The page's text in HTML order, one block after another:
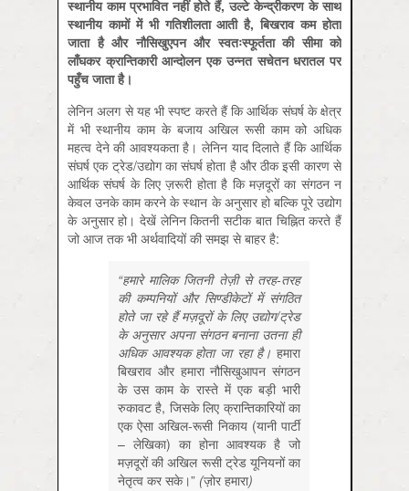
स्थानीयकामप्रभावितनहींहोतेहैं,उल्टेकेन्द्रीकरणकेसाथ
स्थानीयकामोंमें भीगतिशीलताआतीहै,बिखरावकमहोता
जाताहै औरनौसिखुएपन औरस्वतःस्फूर्तताकीसीमाको
लाँघकरक्रान्तिकारीआन्दोलनएकउन्नतसचेतनधरातलपर
पहुँचजाताहै।
लेनिन अलग से यह भी स्पष्ट करते हैं कि आर्थिक संघर्ष के क्षेत्र
में भी स्थानीय काम के बजाय अखिल रूसी काम को अधिक
महत्व देने की आवश्यकता है। लेनिन याद दिलाते हैं कि आर्थिक
संघर्ष एक ट्रेड/उद्योग का संघर्ष होता है और ठीक इसी कारण से
आर्थिक संघर्ष के लिए ज़रूरी होता है कि मज़दूरों का संगठन न
केवल उनके काम करने के स्थान के अनुसार हो बल्कि पूरे उद्योग
के अनुसार हो। देखें लेनिन कितनी सटीक बात चिह्नित करते हैं
जो आज तक भी अर्थवादियों की समझ से बाहर है:
“हमारे मालिक जितनी तेज़ी से तरह-तरह
की कम्पनियों और सिण्डीकेटों में संगठित
होते जा रहे हैं मज़दूरों के लिए उद्योग/ट्रेड
के अनुसार अपना संगठन बनाना उतना ही
अधिक आवश्यक होता जा रहा है। हमारा
बिखराव और हमारानौसिखुआपन संगठन
केउसकामके रास्ते में एक बड़ी भारी
रुकावटहै, जिसकेलिए क्रान्तिकारियोंका
एकऐसाअखिल-रूसी निकाय (यानीपार्टी
– लेखिका) का होना आवश्यक है जो
मज़दूरोंकीअखिल रूसीट्रेड यूनियनोंका
नेतृत्व कर सके।” (ज़ोर हमारा)